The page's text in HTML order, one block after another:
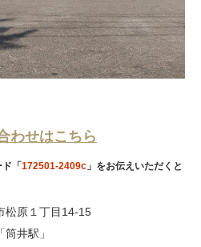
わせはこちら
ド「172501-2409c 」をお伝えいただくと
松原１丁目14-15
井駅」